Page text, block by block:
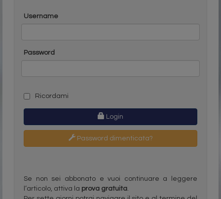
Username
Password
Ricordami
Login
Password dimenticata?
Se non sei abbonato e vuoi continuare a leggere
l’articolo, attiva la prova gratuita.